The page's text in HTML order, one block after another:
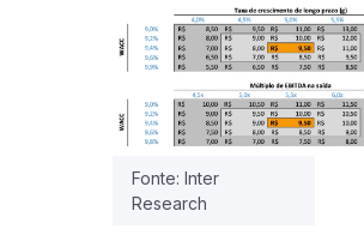
Fonte: Inter
Research